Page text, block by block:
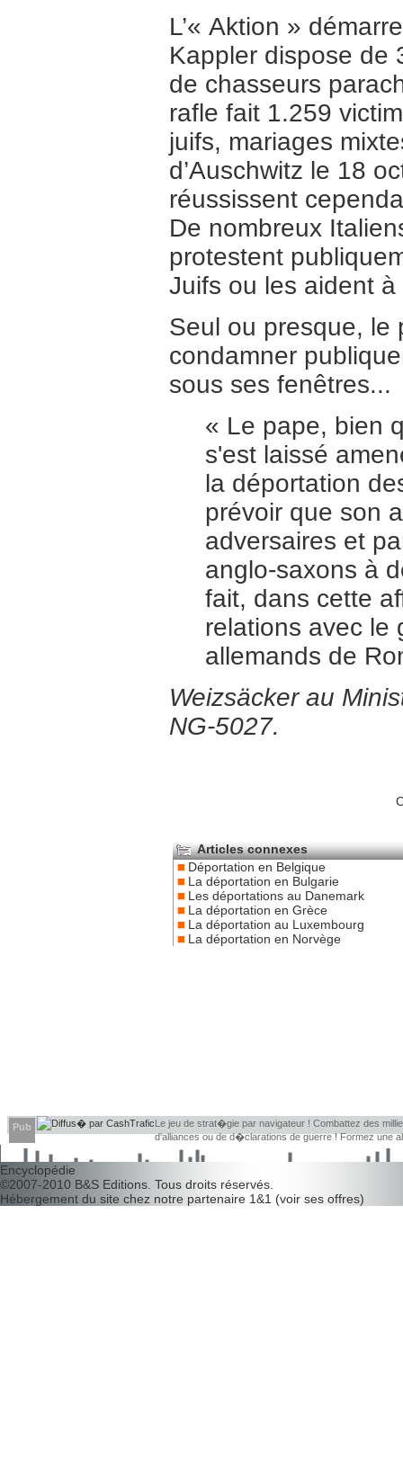
L’« Aktion »
Kappler dispose de
de chasseurs
rafle fait 1.259
juifs, mariages
d’Auschwitz le 18
réussissent
De nombreux
protestent
Juifs ou les aident
Seul ou presque, le
condamner
sous ses fenêtres...
« Le pape, bien
s'est laissé
la déportation
prévoir que son
adversaires et
anglo-saxons à
fait, dans cette
relations avec le
allemands de
Weizsäcker au
NG-5027.
Articles connexes
Déportation en Belgique
La déportation en Bulgarie
Les déportations au Danemark
La déportation en Grèce
La déportation au Luxembourg
La déportation en Norvège
Pub
Le jeu de strat�gie par navigateur ! Combattez des
d'alliances ou de d�clarations de guerre ! Formez une
d�couvrir leurs faiblesses !
Encyclopédie
©2007-2010 B&S Editions . Tous droits réservés.
Hébergement du site chez notre partenaire 1&1 (voir ses offres)